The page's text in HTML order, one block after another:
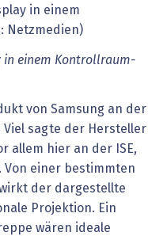
in einem Kontrollraum-
von Samsung an der
Viel sagte der Hersteller
allem hier an der ISE,
Von einer bestimmten
der dargestellte
Projektion. Ein
wären ideale